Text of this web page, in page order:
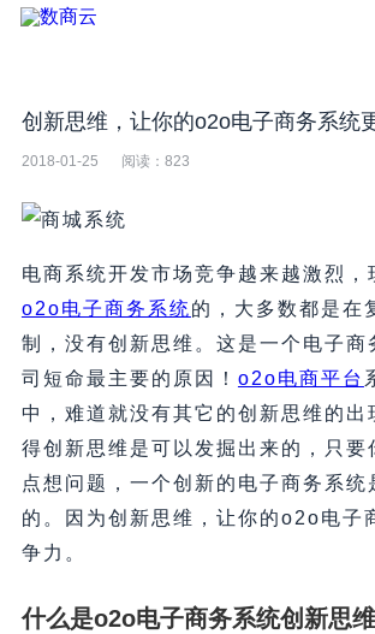
创新思维，让你的o2o电子商务系统
2018-01-25 阅读： 823
电商系统开发市场竞争越来越激烈，
o2o电子商务系统的，大多数都是在
制，没有创新思维。这是一个电子商
司短命最主要的原因！ o2o电商平台
中，难道就没有其它的创新思维的出
得创新思维是可以发掘出来的，只要
点想问题，一个创新的电子商务系统
的。因为创新思维，让你的o2o电子
争力。
什么是o2o电子商务系统创新思维